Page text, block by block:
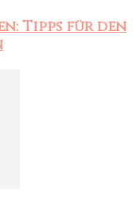
Tipps für den